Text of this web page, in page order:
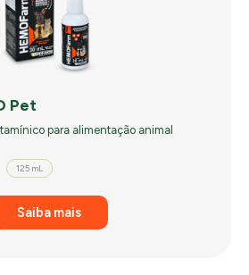
Pet
para alimentação animal
125 mL
Saiba mais